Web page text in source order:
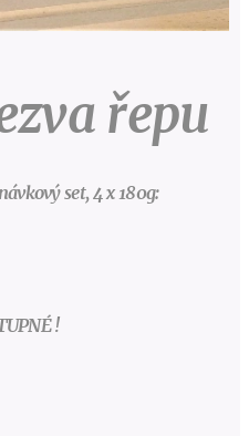
řepu
set, 4 x 180g:
!